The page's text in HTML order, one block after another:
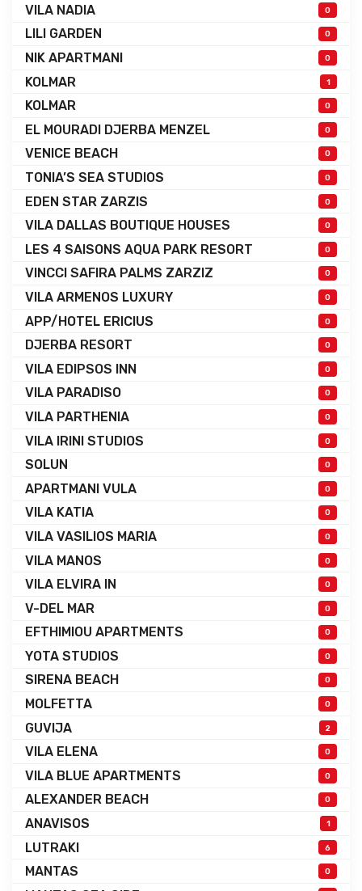
VILA NADIA 0
LILI GARDEN 0
NIK APARTMANI 0
KOLMAR 1
KOLMAR 0
EL MOURADI DJERBA MENZEL 0
VENICE BEACH 0
TONIA’S SEA STUDIOS 0
EDEN STAR ZARZIS 0
VILA DALLAS BOUTIQUE HOUSES 0
LES 4 SAISONS AQUA PARK RESORT 0
VINCCI SAFIRA PALMS ZARZIZ 0
VILA ARMENOS LUXURY 0
APP/HOTEL ERICIUS 0
DJERBA RESORT 0
VILA EDIPSOS INN 0
VILA PARADISO 0
VILA PARTHENIA 0
VILA IRINI STUDIOS 0
SOLUN 0
APARTMANI VULA 0
VILA KATIA 0
VILA VASILIOS MARIA 0
VILA MANOS 0
VILA ELVIRA IN 0
V-DEL MAR 0
EFTHIMIOU APARTMENTS 0
YOTA STUDIOS 0
SIRENA BEACH 0
MOLFETTA 0
GUVIJA 2
VILA ELENA 0
VILA BLUE APARTMENTS 0
ALEXANDER BEACH 0
ANAVISOS 1
LUTRAKI 6
MANTAS 0